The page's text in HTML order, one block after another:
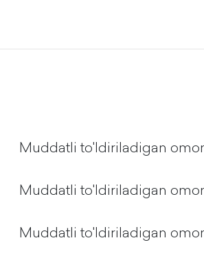
Muddatli to'ldiriladigan
Muddatli to'ldiriladigan
Muddatli to'ldiriladigan